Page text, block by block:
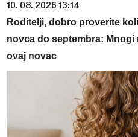
10. 08. 2026 13:14
Roditelji, dobro proverite
novca do septembra:
ovaj novac